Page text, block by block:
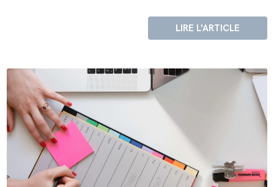
LIRE L'ARTICLE